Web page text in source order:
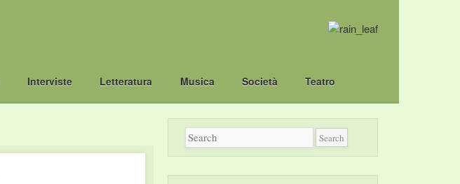
Interviste Letteratura Musica Società Teatro